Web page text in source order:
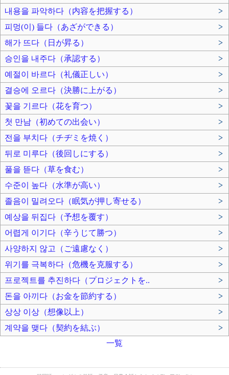
내용을 파악하다（内容を把握する）
>
피멍(이) 들다（あざができる）
>
해가 뜨다（日が昇る）
>
승인을 내주다（承認する）
>
예절이 바르다（礼儀正しい）
>
결승에 오르다（決勝に上がる）
>
꽃을 기르다（花を育つ）
>
첫 만남（初めての出会い）
>
전을 부치다（チヂミを焼く）
>
뒤로 미루다（後回しにする）
>
풀을 뜯다（草を食む）
>
수준이 높다（水準が高い）
>
졸음이 밀려오다（眠気が押し寄せる）
>
예상을 뒤집다（予想を覆す）
>
어렵게 이기다（辛うじて勝つ）
>
사양하지 않고（ご遠慮なく）
>
위기를 극복하다（危機を克服する）
>
프로젝트를 추진하다（プロジェクトを..
>
돈을 아끼다（お金を節約する）
>
상상 이상（想像以上）
>
계약을 맺다（契約を結ぶ）
>
一覧